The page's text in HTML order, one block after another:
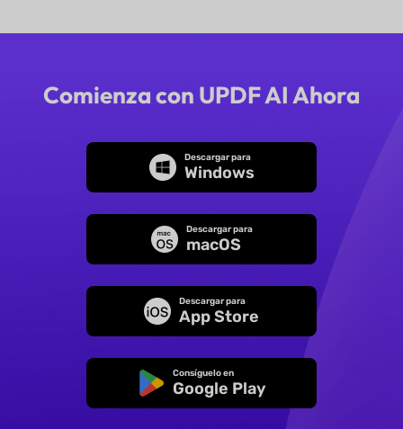
Comienza con UPDF AI Ahora
Descargar para
Windows
Descargar para
macOS
Descargar para
App Store
Consíguelo en
Google Play